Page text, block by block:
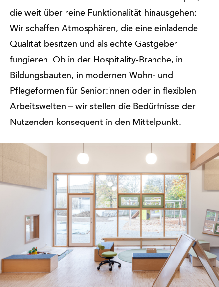
die weit über reine Funktionalität hinausgehen:
Wir schaffen Atmosphären, die eine einladende
Qualität besitzen und als echte Gastgeber
fungieren. Ob in der Hospitality-Branche, in
Bildungsbauten, in modernen Wohn- und
Pflegeformen für Senior:innen oder in flexiblen
Arbeitswelten – wir stellen die Bedürfnisse der
Nutzenden konsequent in den Mittelpunkt.